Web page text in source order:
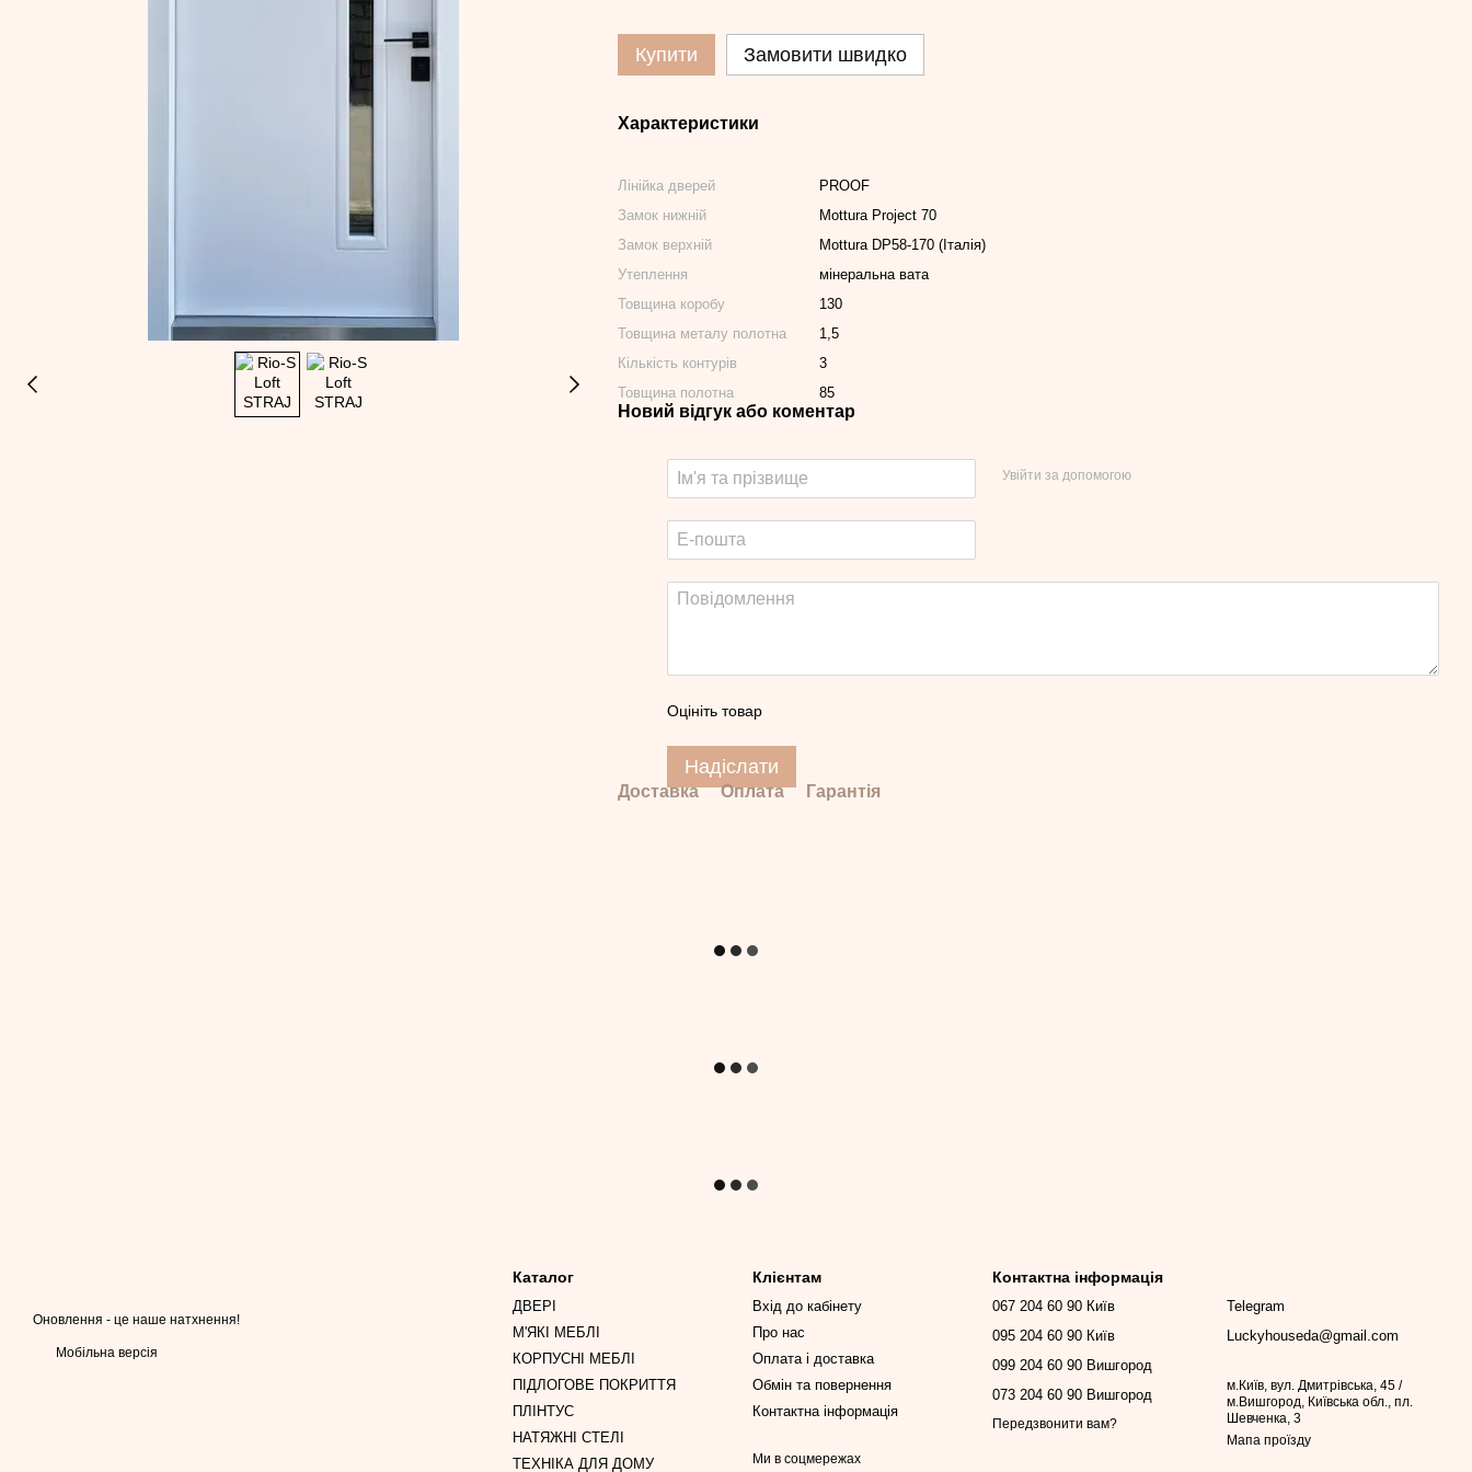
Купити Замовити швидко
Характеристики
Лінійка дверей
PROOF
Замок нижній
Mottura Project 70
Замок верхній
Mottura DP58-170 (Італія)
Утеплення
мінеральна вата
Товщина коробу
130
Товщина металу полотна
1,5
Кількість контурів
3
Товщина полотна
85
Новий відгук або коментар
Увійти за допомогою
Оцініть товар
Надіслати
Доставка Оплата Гарантія
Оновлення - це наше натхнення!
Мобільна версія
Каталог
ДВЕРІ
М'ЯКІ МЕБЛІ
КОРПУСНІ МЕБЛІ
ПІДЛОГОВЕ ПОКРИТТЯ
ПЛІНТУС
НАТЯЖНІ СТЕЛІ
ТЕХНІКА ДЛЯ ДОМУ
Клієнтам
Вхід до кабінету
Про нас
Оплата і доставка
Обмін та повернення
Контактна інформація
Ми в соцмережах
Контактна інформація
067 204 60 90 Київ
095 204 60 90 Київ
099 204 60 90 Вишгород
073 204 60 90 Вишгород
Передзвонити вам?
Telegram
Luckyhouseda@gmail.com
м.Київ, вул. Дмитрівська, 45 /
м.Вишгород, Київська обл., пл.
Шевченка, 3
Мапа проїзду